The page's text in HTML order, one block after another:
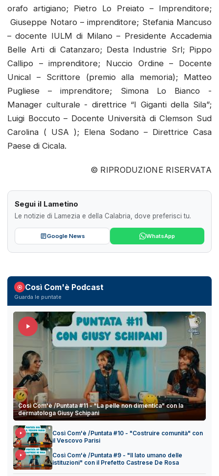
orafo artigiano; Pietro Lo Preiato – Imprenditore;
Giuseppe Notaro – imprenditore; Stefania Mancuso
– docente IULM di Milano – Presidente Accademia
Belle Arti di Catanzaro; Desta Industrie Srl; Pippo
Callipo – imprenditore; Nuccio Ordine – Docente
Unical – Scrittore (premio alla memoria); Matteo
Pugliese – imprenditore; Simona Lo Bianco -
Manager culturale - direttrice “I Giganti della Sila”;
Luigi Boccuto – Docente Università di Clemson Sud
Carolina ( USA ); Elena Sodano – Direttrice Casa
Paese di Cicala.
© RIPRODUZIONE RISERVATA
Segui il Lametino
Le notizie di Lamezia e della Calabria, dove preferisci tu.
Google News WhatsApp
Così Com'è Podcast
Guarda le puntate
Così Com'è /Puntata #11 - "La pelle non dimentica" con la
dermatologa Giusy Schipani
Così Com'è /Puntata #10 - "Costruire comunità" con
il Vescovo Parisi
Così Com'è /Puntata #9 - "Il lato umano delle
istituzioni" con il Prefetto Castrese De Rosa